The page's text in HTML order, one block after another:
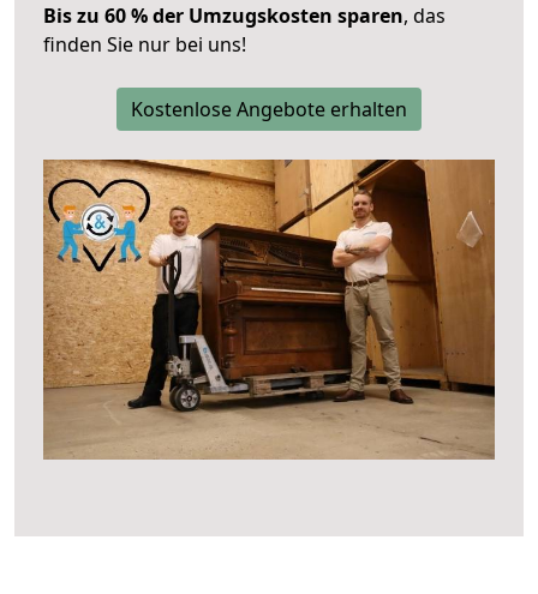
Bis zu 60 % der Umzugskosten sparen, das
finden Sie nur bei uns!
Kostenlose Angebote erhalten